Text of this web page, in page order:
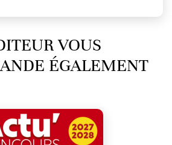
VOUS
ÉGALEMENT